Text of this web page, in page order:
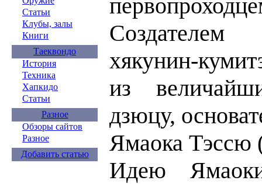
Статьи
Клубы, залы
Книги
Таеквондо
История
Техника
Хапкидо
Статьи
Разное
Обзоры сайтов
Разное
Добавить статью
Создателем
хякунин-
из
дзюцу,
Ямаока Тэссю
Идею